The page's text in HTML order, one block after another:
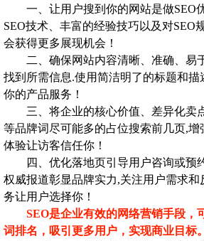
一、让用户搜到你的网站是做SEO
SEO技术、丰富的经验技巧以及对SEO
会获得更多展现机会！
二、确保网站内容清晰、准确、易
找到所需信息.使用简洁明了的标题和描
你的产品服务！
三、将企业的核心价值、差异化卖
等品牌词尽可能多的占位搜索前几页,增
体验让访客信任你！
四、优化落地页引导用户咨询或预
权威报道彰显品牌实力,关注用户需求和
务让用户选择你！
SEO是企业有效的网络营销手段，
词排名，吸引更多用户，实现商业目标。